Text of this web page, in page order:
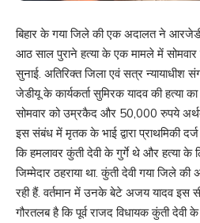
बिहार के गया जिले की एक अदालत ने आरजेडी
आठ साल पुराने हत्या के एक मामले में
सुनाई. अतिरिक्त जिला एवं सत्र
जेडीयू के कार्यकर्ता सुमिरक यादव की हत्या का
सोमवार को उम्रकैद और 50,000 रुपये
इस संबंध में मृतक के भाई द्वारा प्राथमिकी
कि हमलावर कुंती देवी के गुर्गे थे और हत्या के
जिम्मेदार ठहराया था. कुंती देवी गया जिले की
रही हैं. वर्तमान में उनके बेटे अजय यादव इस
गौरतलब है कि पूर्व राजद विधायक कुंती देवी